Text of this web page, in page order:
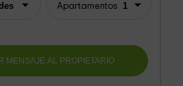
Apartamentos